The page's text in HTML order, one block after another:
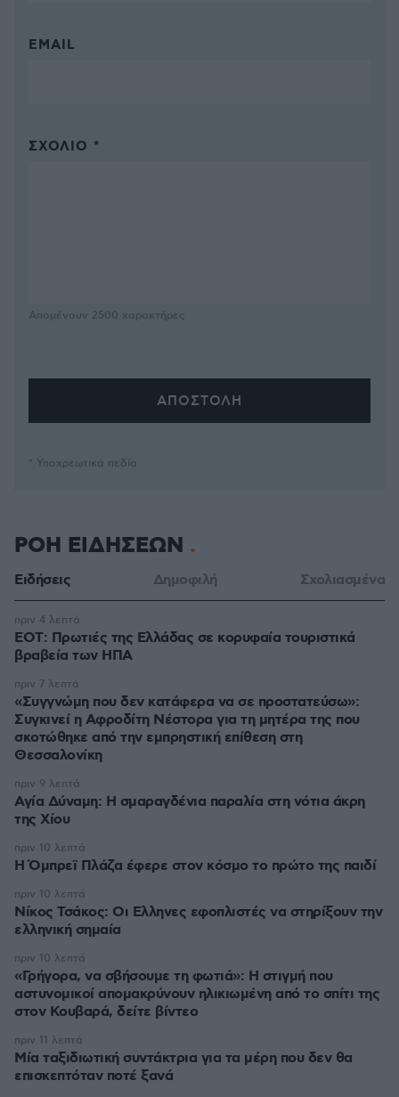
EMAIL
ΣΧΌΛΙΟ *
Απομένουν 2500 χαρακτήρες
* Υποχρεωτικά πεδία
ΡΟΗ ΕΙΔΗΣΕΩΝ
Ειδήσεις Δημοφιλή Σχολιασμένα
ΕΟΤ: Πρωτιές της Ελλάδας σε κορυφαία τουριστικά
βραβεία των ΗΠΑ
πριν 4 λεπτά
«Συγγνώμη που δεν κατάφερα να σε προστατεύσω»:
Συγκινεί η Αφροδίτη Νέστορα για τη μητέρα της που
σκοτώθηκε από την εμπρηστική επίθεση στη
Θεσσαλονίκη
πριν 7 λεπτά
Αγία Δύναμη: H σμαραγδένια παραλία στη νότια άκρη
της Χίου
πριν 9 λεπτά
Η Όμπρεϊ Πλάζα έφερε στον κόσμο το πρώτο της παιδί
πριν 10 λεπτά
Νίκος Τσάκος: Οι Ελληνες εφοπλιστές να στηρίξουν την
ελληνική σημαία
πριν 10 λεπτά
«Γρήγορα, να σβήσουμε τη φωτιά»: Η στιγμή που
αστυνομικοί απομακρύνουν ηλικιωμένη από το σπίτι της
στον Κουβαρά, δείτε βίντεο
πριν 10 λεπτά
Μία ταξιδιωτική συντάκτρια για τα μέρη που δεν θα
επισκεπτόταν ποτέ ξανά
πριν 11 λεπτά